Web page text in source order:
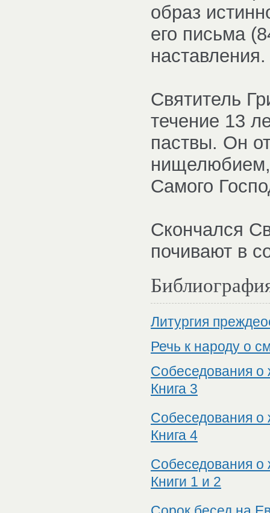
образ
его письма
наставления.
Святитель
течение 13
паствы. Он
нищелюбием,
Самого
Скончался
почивают в
Литургия
Речь к народу о
Собеседования о
Книга 3
Собеседования о
Книга 4
Собеседования о
Книги 1 и 2